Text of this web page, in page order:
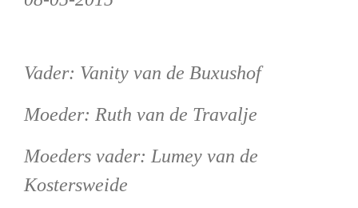
Vader: Vanity van de Buxushof
Moeder: Ruth van de Travalje
Moeders vader: Lumey van de
Kostersweide